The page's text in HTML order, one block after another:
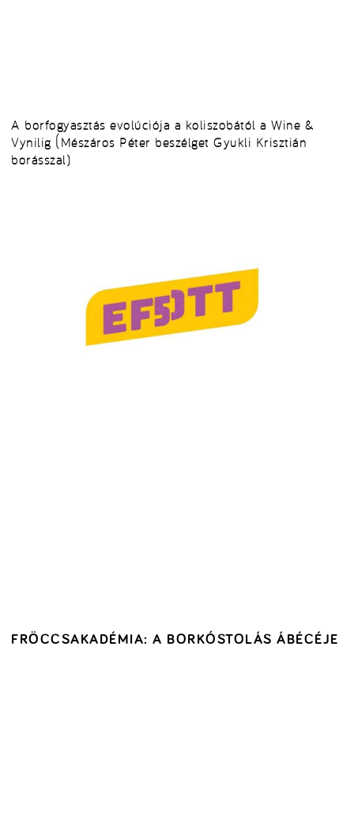
A borfogyasztás evolúciója a koliszobától a Wine &
Vynilig (Mészáros Péter beszélget Gyukli Krisztián
borásszal)
FRÖCCSAKADÉMIA: A BORKÓSTOLÁS ÁBÉCÉJE